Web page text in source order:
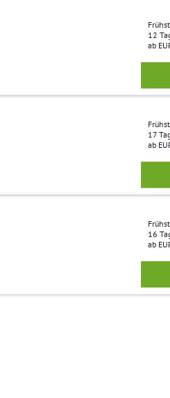
12
ab
17
ab
16
ab